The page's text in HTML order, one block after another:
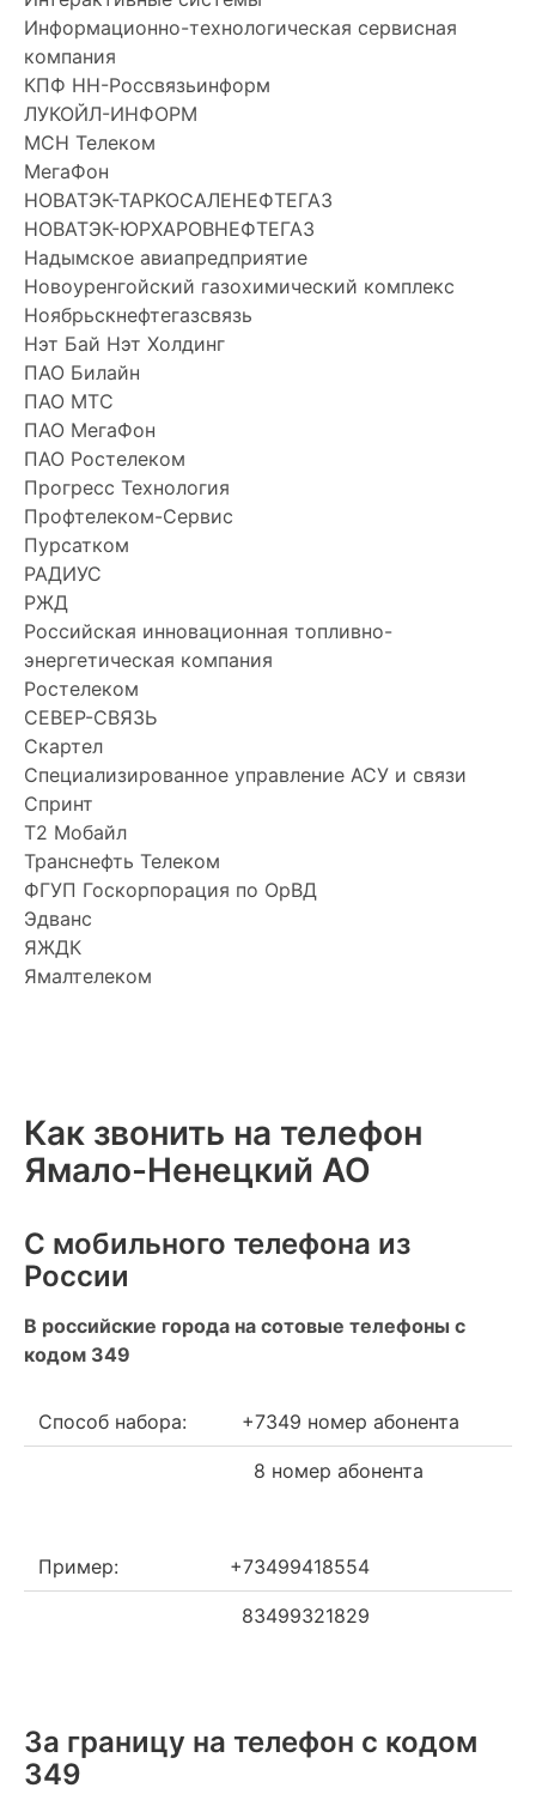
Информационно-технологическая сервисная
компания
КПФ НН-Россвязьинформ
ЛУКОЙЛ-ИНФОРМ
МСН Телеком
МегаФон
НОВАТЭК-ТАРКОСАЛЕНЕФТЕГАЗ
НОВАТЭК-ЮРХАРОВНЕФТЕГАЗ
Надымское авиапредприятие
Новоуренгойский газохимический комплекс
Ноябрьскнефтегазсвязь
Нэт Бай Нэт Холдинг
ПАО Билайн
ПАО МТС
ПАО МегаФон
ПАО Ростелеком
Прогресс Технология
Профтелеком-Сервис
Пурсатком
РАДИУС
РЖД
Российская инновационная топливно-
энергетическая компания
Ростелеком
СЕВЕР-СВЯЗЬ
Скартел
Специализированное управление АСУ и связи
Спринт
Т2 Мобайл
Транснефть Телеком
ФГУП Госкорпорация по ОрВД
Эдванс
ЯЖДК
Ямалтелеком
Как звонить на телефон
Ямало-Ненецкий АО
С мобильного телефона из
России
В российские города на сотовые телефоны с
кодом 349
Способ набора: +7349 номер абонента
8 номер абонента
Пример: +73499418554
83499321829
За границу на телефон c кодом
349